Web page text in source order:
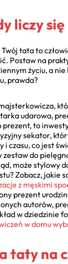
liczy
tata to
Postaw na
życiu, a nie
prawda?
udarowa,
prezent, to
sekator,
i czasu, co jest
zestaw do
może stylowy
Zobacz, jakie
z męskimi
prezent
autorów,
w dziedzinie
w domu
taty na